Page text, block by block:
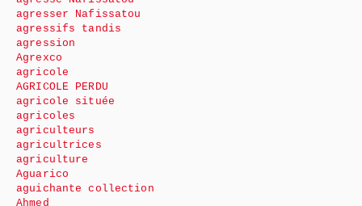
agresser Nafissatou
agressifs tandis
agression
Agrexco
agricole
AGRICOLE PERDU
agricole située
agricoles
agriculteurs
agricultrices
agriculture
Aguarico
aguichante collection
Ahmed